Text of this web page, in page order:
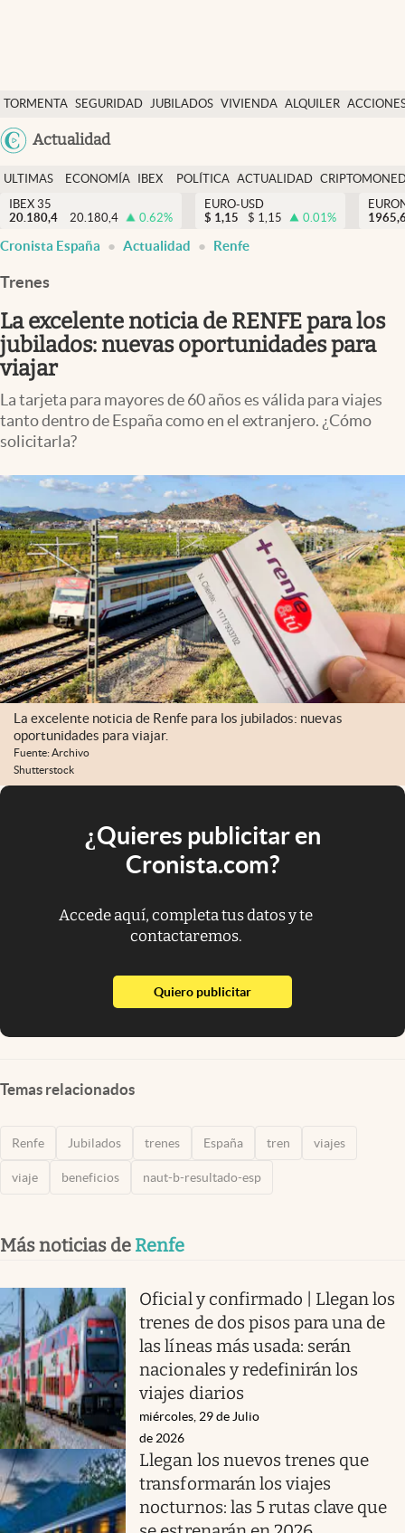
TORMENTA SEGURIDAD JUBILADOS VIVIENDA ALQUILER
USA
Actualidad
Economía y finanzas
Política
Actualidad
Criptomonedas
España
ULTIMAS
NOTICIAS
ECONOMÍA
FINANZAS
IBEX
EURO
POLÍTICA ACTUALIDAD
IBEX 35
20.180,4
20.180,4 0.62%
EURO-USD
$ 1,15 $ 1,15 0.01%
Cronista España Actualidad Renfe
Trenes
La excelente noticia de RENFE para los
jubilados: nuevas oportunidades para
viajar
La tarjeta para mayores de 60 años es válida para viajes
tanto dentro de España como en el extranjero. ¿Cómo
solicitarla?
La excelente noticia de Renfe para los jubilados: nuevas
oportunidades para viajar.
Fuente: Archivo
Shutterstock
¿Quieres publicitar en
Cronista.com?
Accede aquí, completa tus datos y te
contactaremos.
Quiero publicitarabre en nueva pestaña
Temas relacionados
Renfe Jubilados trenes España tren viajes
viaje beneficios naut-b-resultado-esp
Más noticias de Renfe
Oficial y confirmado | Llegan los
trenes de dos pisos para una de
las líneas más usada: serán
nacionales y redefinirán los
viajes diarios
miércoles, 29 de Julio
de 2026
Llegan los nuevos trenes que
transformarán los viajes
nocturnos: las 5 rutas clave que